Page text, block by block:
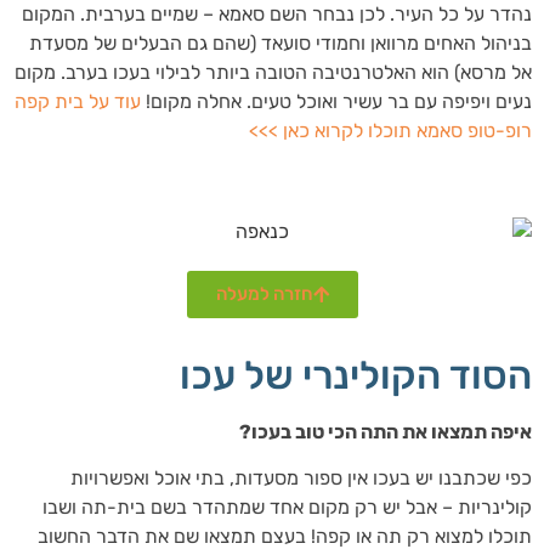
נהדר על כל העיר. לכן נבחר השם סאמא – שמיים בערבית. המקום
בניהול האחים מרוואן וחמודי סועאד (שהם גם הבעלים של מסעדת
אל מרסא) הוא האלטרנטיבה הטובה ביותר לבילוי בעכו בערב. מקום
נעים ויפיפה עם בר עשיר ואוכל טעים. אחלה מקום! עוד על בית קפה
רופ-טופ סאמא תוכלו לקרוא כאן >>>
חזרה למעלה
הסוד הקולינרי של עכו
איפה תמצאו את התה הכי טוב בעכו?
כפי שכתבנו יש בעכו אין ספור מסעדות, בתי אוכל ואפשרויות
קולינריות – אבל יש רק מקום אחד שמתהדר בשם בית-תה ושבו
תוכלו למצוא רק תה או קפה! בעצם תמצאו שם את הדבר החשוב